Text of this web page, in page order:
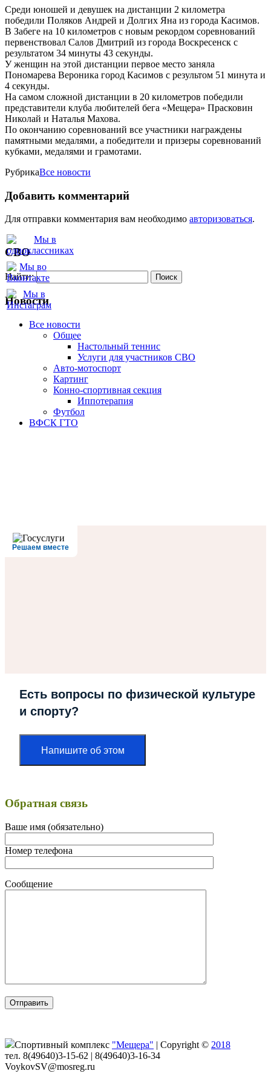
Среди юношей и девушек на дистанции 2 километра
победили Поляков Андрей и Долгих Яна из города Касимов.
В Забеге на 10 километров с новым рекордом соревнований
первенствовал Салов Дмитрий из города Воскресенск с
результатом 34 минуты 43 секунды.
У женщин на этой дистанции первое место заняла
Пономарева Вероника город Касимов с результом 51 минута и
4 секунды.
На самом сложной дистанции в 20 километров победили
представители клуба любителей бега «Мещера» Прасковин
Николай и Наталья Махова.
По окончанию соревнований все участники награждены
памятными медалями, а победители и призеры соревнований
кубками, медалями и грамотами.
РубрикаВсе новости
Добавить комментарий
Для отправки комментария вам необходимо авторизоваться.
СВО
Найти:
Новости
Все новости
Oбщее
Настольный теннис
Услуги для участников СВО
Авто-мотоспорт
Картинг
Конно-спортивная секция
Иппотерапия
Футбол
ВФСК ГТО
Решаем вместе
Есть вопросы по физической культуре
и спорту?
Напишите об этом
Обратная связь
Ваше имя (обязательно)
Номер телефона
Сообщение
Спортивный комплекс "Мещера" | Copyright © 2018
тел. 8(49640)3-15-62 | 8(49640)3-16-34
VoykovSV@mosreg.ru